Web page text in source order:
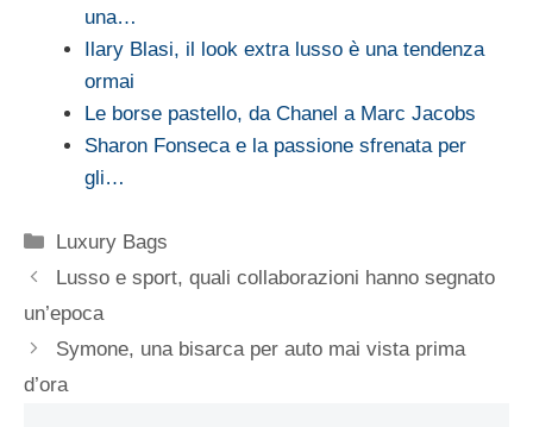
una…
Ilary Blasi, il look extra lusso è una tendenza
ormai
Le borse pastello, da Chanel a Marc Jacobs
Sharon Fonseca e la passione sfrenata per
gli…
Categorie
Luxury Bags
Lusso e sport, quali collaborazioni hanno segnato
un’epoca
Symone, una bisarca per auto mai vista prima
d’ora